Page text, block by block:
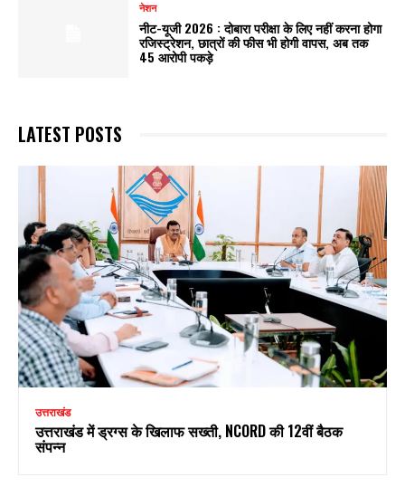
नेशन
नीट-यूजी 2026 : दोबारा परीक्षा के लिए नहीं करना होगा
रजिस्ट्रेशन, छात्रों की फीस भी होगी वापस, अब तक
45 आरोपी पकड़े
LATEST POSTS
उत्तराखंड
उत्तराखंड में ड्रग्स के खिलाफ सख्ती, NCORD की 12वीं बैठक
संपन्न